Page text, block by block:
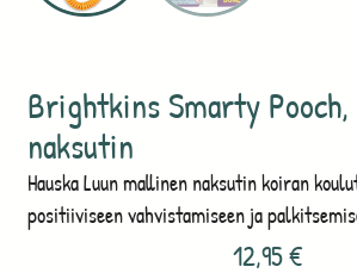
Brightkins Smarty
naksutin
Hauska Luun mallinen naksutin koiran
positiiviseen vahvistamiseen ja
12,95€